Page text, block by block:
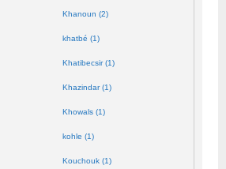
Khanoun (2)
khatbé (1)
Khatibecsir (1)
Khazindar (1)
Khowals (1)
kohle (1)
Kouchouk (1)